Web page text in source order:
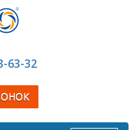
63-32